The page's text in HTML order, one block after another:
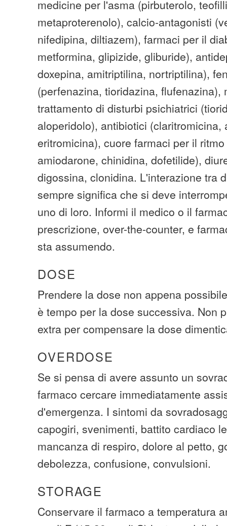
medicine per l'asma (pirbuterolo,
metaproterenolo), calcio-antagonisti
nifedipina, diltiazem), farmaci per il
metformina, glipizide, gliburide),
doxepina, amitriptilina, nortriptilina),
(perfenazina, tioridazina, flufenazina),
trattamento di disturbi psichiatrici
aloperidolo), antibiotici (claritromicina,
eritromicina), cuore farmaci per il
amiodarone, chinidina, dofetilide),
digossina, clonidina. L'interazione tra
sempre significa che si deve
uno di loro. Informi il medico o il
prescrizione, over-the-counter, e
sta assumendo.
DOSE
Prendere la dose non appena
è tempo per la dose successiva. Non
extra per compensare la dose
OVERDOSE
Se si pensa di avere assunto un
farmaco cercare immediatamente
d'emergenza. I sintomi da
capogiri, svenimenti, battito cardiaco
mancanza di respiro, dolore al petto,
debolezza, confusione, convulsioni.
STORAGE
Conservare il farmaco a temperatura